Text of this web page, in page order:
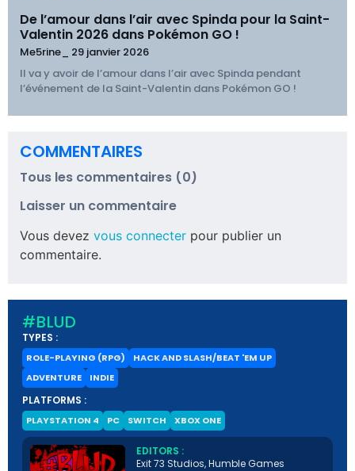
De l’amour dans l’air avec Spinda pour la Saint-
Valentin 2026 dans Pokémon GO !
Me5rine_ 29 janvier 2026
Il va y avoir de l’amour dans l’air avec Spinda pendant
l’événement de la Saint-Valentin dans Pokémon GO !
COMMENTAIRES
Tous les commentaires (0)
Laisser un commentaire
Vous devez vous connecter pour publier un
commentaire.
#BLUD
TYPES :
ROLE-PLAYING (RPG)
HACK AND SLASH/BEAT 'EM UP
ADVENTURE
INDIE
PLATFORMS :
PLAYSTATION 4 PC SWITCH XBOX ONE
EDITORS :
Exit 73 Studios, Humble Games